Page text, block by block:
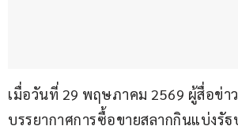
เมื่อวันที่ 29 พฤษภาคม 2569 ผู้สื่อข่าว
บรรยากาศการซื้อขายสลากกินแบ่งรัฐ